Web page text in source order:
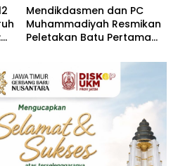
Mendikdasmen dan PC
Muhammadiyah Resmikan
Peletakan Batu Pertama
Mustaqim di Karang
Penang Sampang